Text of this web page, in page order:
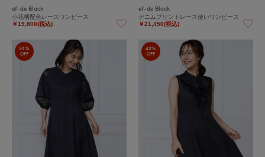
ef-de Black
小花柄配色レースワンピース
￥19,800(税込)
ef-de Black
デニムプリントレース使いワンピース
￥21,450(税込)
50%
OFF
40%
OFF